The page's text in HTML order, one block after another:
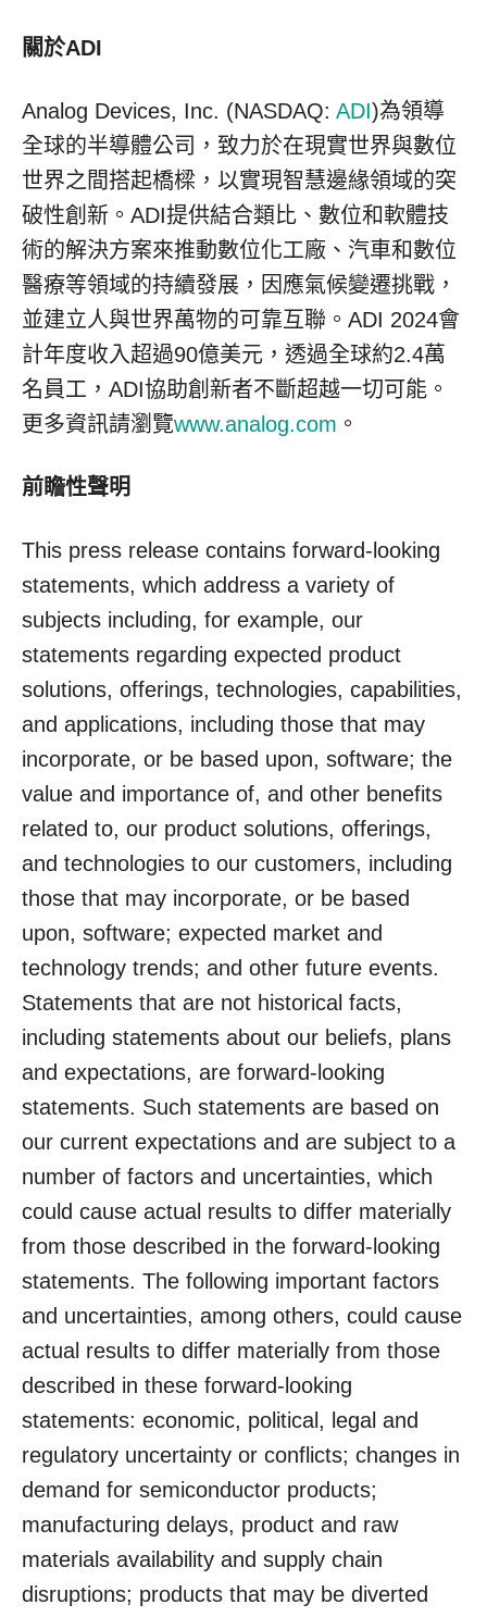
關於ADI
Analog Devices, Inc. (NASDAQ: ADI)為領導
全球的半導體公司，致力於在現實世界與數位
世界之間搭起橋樑，以實現智慧邊緣領域的突
破性創新。ADI提供結合類比、數位和軟體技
術的解決方案來推動數位化工廠、汽車和數位
醫療等領域的持續發展，因應氣候變遷挑戰，
並建立人與世界萬物的可靠互聯。ADI 2024會
計年度收入超過90億美元，透過全球約2.4萬
名員工，ADI協助創新者不斷超越一切可能。
更多資訊請瀏覽www.analog.com 。
前瞻性聲明
This press release contains forward-looking
statements, which address a variety of
subjects including, for example, our
statements regarding expected product
solutions, offerings, technologies, capabilities,
and applications, including those that may
incorporate, or be based upon, software; the
value and importance of, and other benefits
related to, our product solutions, offerings,
and technologies to our customers, including
those that may incorporate, or be based
upon, software; expected market and
technology trends; and other future events.
Statements that are not historical facts,
including statements about our beliefs, plans
and expectations, are forward-looking
statements. Such statements are based on
our current expectations and are subject to a
number of factors and uncertainties, which
could cause actual results to differ materially
from those described in the forward-looking
statements. The following important factors
and uncertainties, among others, could cause
actual results to differ materially from those
described in these forward-looking
statements: economic, political, legal and
regulatory uncertainty or conflicts; changes in
demand for semiconductor products;
manufacturing delays, product and raw
materials availability and supply chain
disruptions; products that may be diverted